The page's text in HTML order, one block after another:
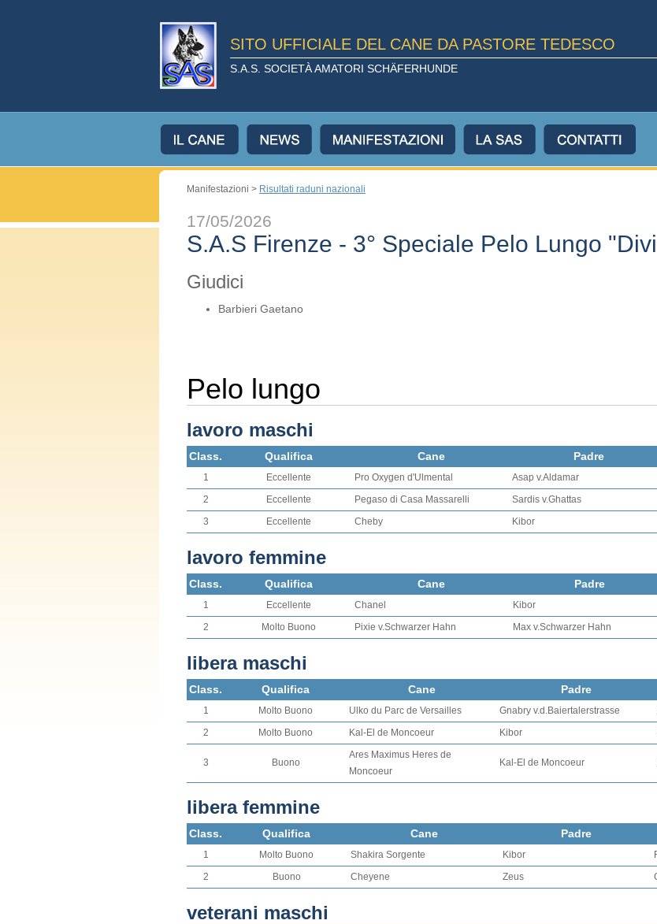
SITO UFFICIALE DEL CANE DA PASTORE TEDESCO
S.A.S. SOCIETÀ AMATORI SCHÄFERHUNDE
Manifestazioni > Risultati raduni nazionali
17/05/2026
S.A.S Firenze - 3° Speciale Pelo Lungo
Giudici
Barbieri Gaetano
Pelo lungo
lavoro maschi
Class. Qualifica Cane Padre
1 Eccellente Pro Oxygen d'Ulmental Asap v.Aldamar
2
Eccellente Pegaso di Casa Massarelli Sardis v.Ghattas
3
Eccellente Cheby Kibor
lavoro femmine
Class. Qualifica Cane Padre
1 Eccellente Chanel Kibor
2
Molto Buono Pixie v.Schwarzer Hahn Max v.Schwarzer Hahn
libera maschi
Class. Qualifica Cane Padre
1 Molto Buono Ulko du Parc de Versailles Gnabry v.d.Baiertalerstrasse
2
Molto Buono Kal-El de Moncoeur Kibor
3 Buono
Ares Maximus Heres de
Moncoeur
Kal-El de Moncoeur
libera femmine
Class. Qualifica Cane Padre
1 Molto Buono Shakira Sorgente Kibor
2
Buono Cheyene Zeus
veterani maschi